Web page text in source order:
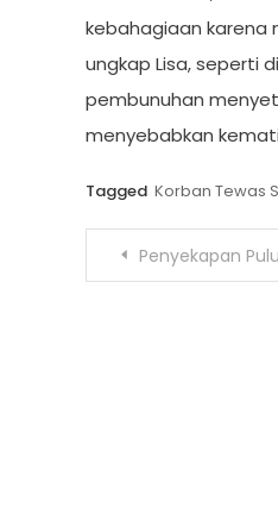
kebahagiaan karena
ungkap Lisa, seperti
pembunuhan
menyebabkan
Tagged Korban Tewas
Navigasi
Penyekapan Puluhan WNI Dalam